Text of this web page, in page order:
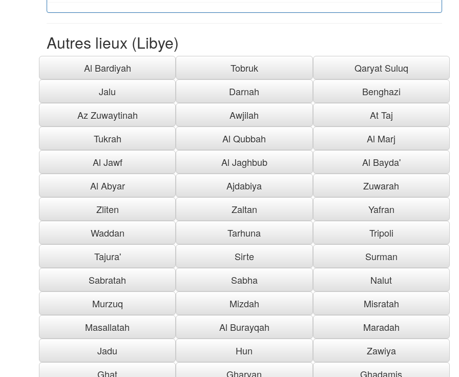
Autres lieux (Libye)
Al Bardiyah Tobruk
Qaryat Suluq
Jalu
Darnah
Benghazi
Az Zuwaytinah
Awjilah
At Taj
Tukrah
Al Qubbah
Al Marj
Al Jawf
Al Jaghbub
Al Bayda'
Al Abyar
Ajdabiya
Zuwarah
Zliten
Zaltan
Yafran
Waddan
Tarhuna
Tripoli
Tajura'
Sirte
Surman
Sabratah
Sabha
Nalut
Murzuq
Mizdah
Misratah
Masallatah
Al Burayqah
Maradah
Jadu
Hun
Zawiya
Ghat
Gharyan Ghadamis